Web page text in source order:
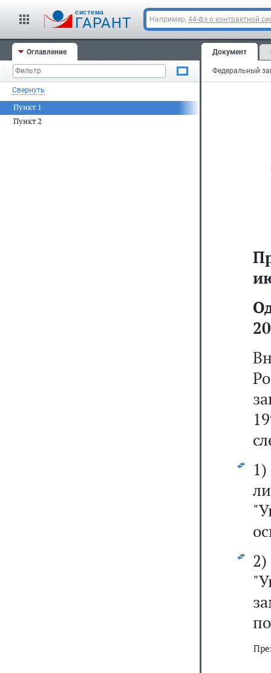
cистема
ГАРАНТ Например, 44-фз о контрактной
Оглавление
Свернуть
Пункт 1
Пункт 2
Документ